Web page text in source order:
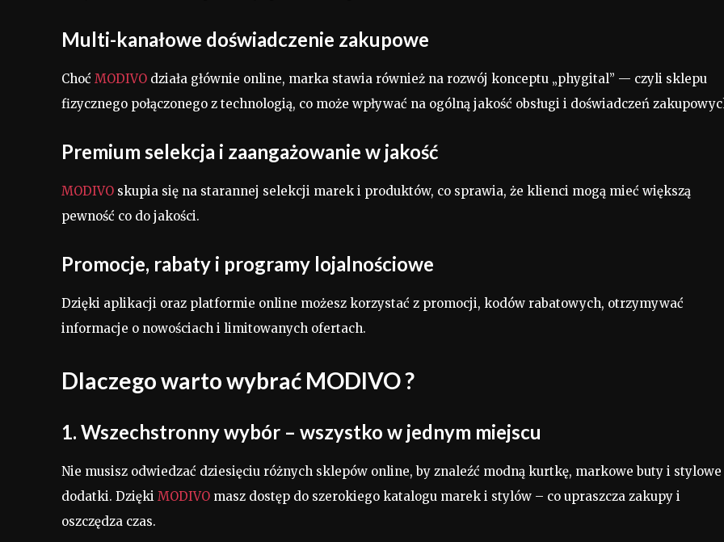
Multi-kanałowe doświadczenie zakupowe
Choć MODIVO działa głównie online, marka stawia również na rozwój konceptu „phygital” — czyli sklepu
fizycznego połączonego z technologią, co może wpływać na ogólną jakość obsługi i doświadczeń
Premium selekcja i zaangażowanie w jakość
MODIVO skupia się na starannej selekcji marek i produktów, co sprawia, że klienci mogą mieć większą
pewność co do jakości.
Promocje, rabaty i programy lojalnościowe
Dzięki aplikacji oraz platformie online możesz korzystać z promocji, kodów rabatowych, otrzymywać
informacje o nowościach i limitowanych ofertach.
Dlaczego warto wybrać MODIVO ?
1. Wszechstronny wybór – wszystko w jednym miejscu
Nie musisz odwiedzać dziesięciu różnych sklepów online, by znaleźć modną kurtkę, markowe buty i stylowe
dodatki. Dzięki MODIVO masz dostęp do szerokiego katalogu marek i stylów – co upraszcza zakupy i
oszczędza czas.